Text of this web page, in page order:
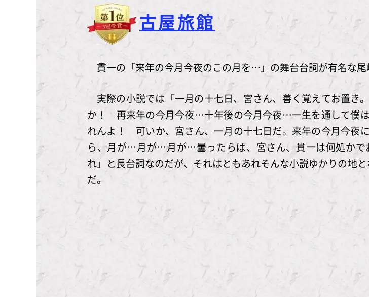
古屋旅館
貫一の「来年の今月今夜のこの月を…」の舞台台詞が有名な尾
実際の小説では「一月の十七日、宮さん、善く覚えてお置き
か！ 再来年の今月今夜…十年後の今月今夜…一生を通して僕
れんよ！ 可いか、宮さん、一月の十七日だ。来年の今月今夜
ら、月が…月が…月が…曇ったらば、宮さん、貫一は何処かで
れ」と長台詞なのだが、それはともあれそんな小説ゆかりの地
だ。